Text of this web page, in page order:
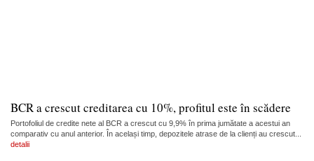
BCR a crescut creditarea cu 10%, profitul este în scădere
Portofoliul de credite nete al BCR a crescut cu 9,9% în prima jumătate a acestui an
comparativ cu anul anterior. În același timp, depozitele atrase de la clienți au crescut...
detalii